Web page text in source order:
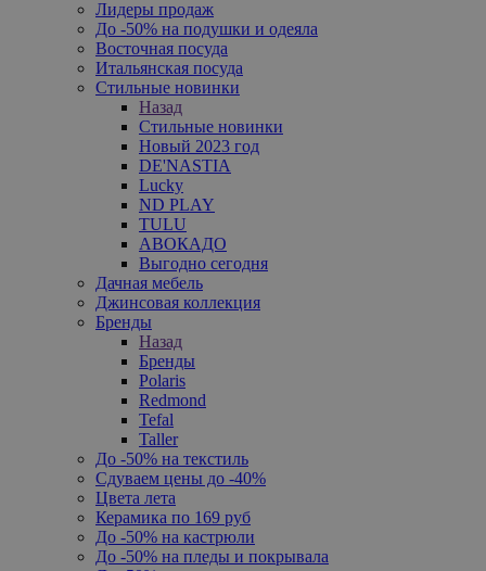
Лидеры продаж
До -50% на подушки и одеяла
Восточная посуда
Итальянская посуда
Стильные новинки
Назад
Стильные новинки
Новый 2023 год
DE'NASTIA
Lucky
ND PLAY
TULU
АВОКАДО
Выгодно сегодня
Дачная мебель
Джинсовая коллекция
Бренды
Назад
Бренды
Polaris
Redmond
Tefal
Taller
До -50% на текстиль
Сдуваем цены до -40%
Цвета лета
Керамика по 169 руб
До -50% на кастрюли
До -50% на пледы и покрывала